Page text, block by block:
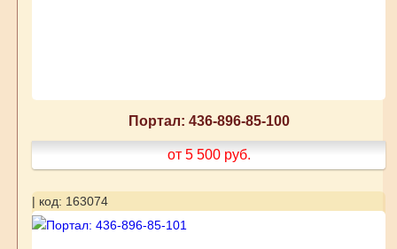
Портал: 436-896-85-100
от 5 500 руб.
| код: 163074